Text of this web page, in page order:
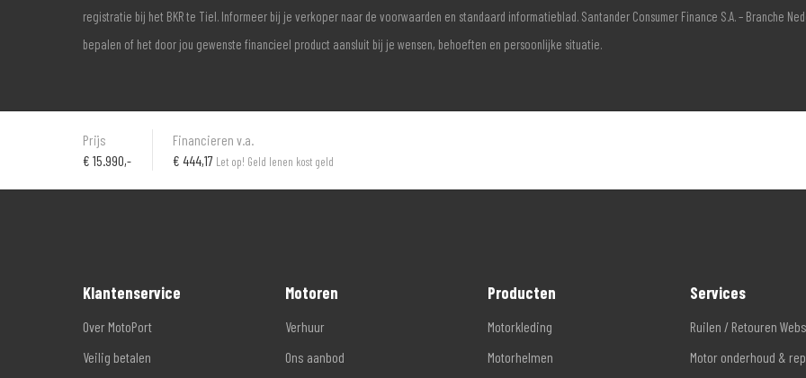
registratie bij het BKR te Tiel. Informeer bij je verkoper naar de voorwaarden en standaard informatieblad. Santander Consumer Finance S.A. – Branche
bepalen of het door jou gewenste financieel product aansluit bij je wensen, behoeften en persoonlijke situatie.
Prijs
€ 15.990,-
Financieren v.a.
€ 444,17 Let op! Geld lenen kost geld
Klantenservice
Over MotoPort
Veilig betalen
Motoren
Verhuur
Ons aanbod
Producten
Motorkleding
Motorhelmen
Services
Ruilen / Retouren
Motor onderhoud &